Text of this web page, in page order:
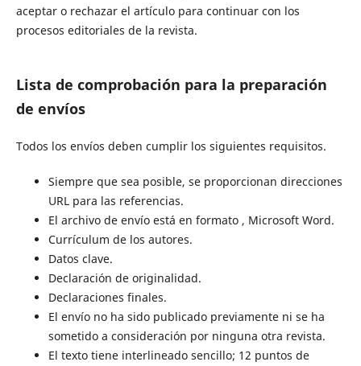
aceptar o rechazar el artículo para continuar con los
procesos editoriales de la revista.
Lista de comprobación para la preparación
de envíos
Todos los envíos deben cumplir los siguientes requisitos.
Siempre que sea posible, se proporcionan direcciones
URL para las referencias.
El archivo de envío está en formato , Microsoft Word.
Currículum de los autores.
Datos clave.
Declaración de originalidad.
Declaraciones finales.
El envío no ha sido publicado previamente ni se ha
sometido a consideración por ninguna otra revista.
El texto tiene interlineado sencillo; 12 puntos de